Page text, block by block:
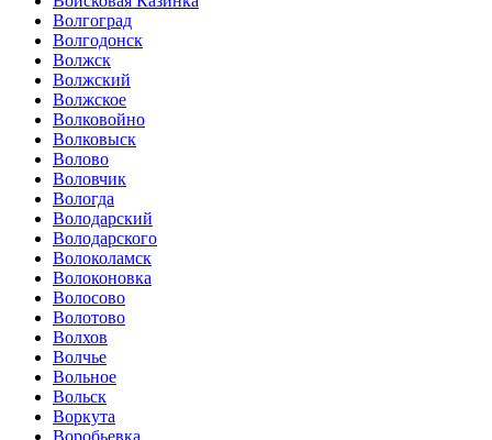
Волгоград
Волгодонск
Волжск
Волжский
Волжское
Волковойно
Волковыск
Волово
Воловчик
Вологда
Володарский
Володарского
Волоколамск
Волоконовка
Волосово
Волотово
Волхов
Волчье
Вольное
Вольск
Воркута
Воробьевка